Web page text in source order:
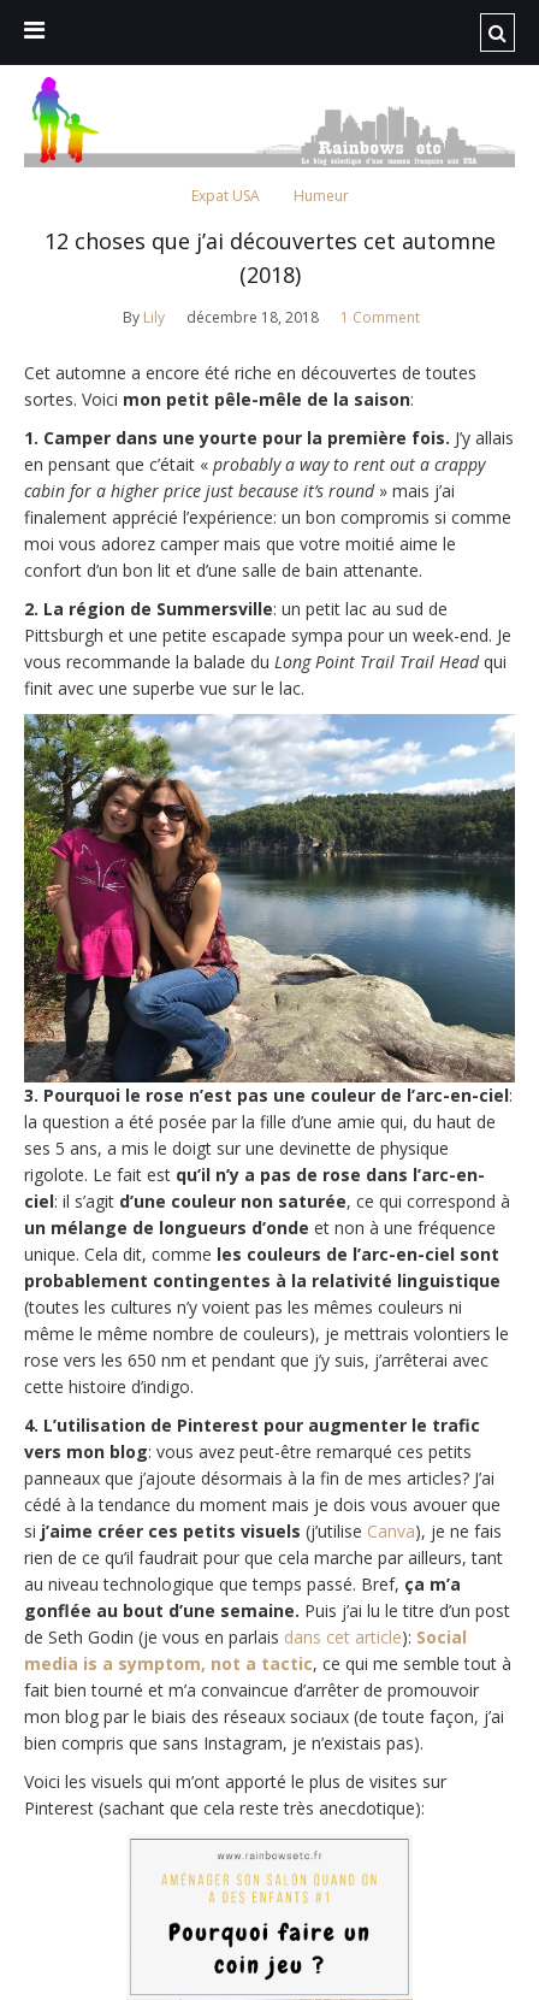
Expat USA Humeur
12 choses que j’ai découvertes cet automne
(2018)
By Lily décembre 18, 2018 1 Comment
Cet automne a encore été riche en découvertes de toutes
sortes. Voici mon petit pêle-mêle de la saison:
1. Camper dans une yourte pour la première fois. J’y allais
en pensant que c’était « probably a way to rent out a crappy
cabin for a higher price just because it’s round» mais j’ai
finalement apprécié l’expérience: un bon compromis si comme
moi vous adorez camper mais que votre moitié aime le
confort d’un bon lit et d’une salle de bain attenante.
2. La région de Summersville: un petit lac au sud de
Pittsburgh et une petite escapade sympa pour un week-end. Je
vous recommande la balade du Long Point Trail Trail Headqui
finit avec une superbe vue sur le lac.
3. Pourquoi le rose n’est pas une couleur de l’arc-en-ciel:
la question a été posée par la fille d’une amie qui, du haut de
ses 5 ans, a mis le doigt sur une devinette de physique
rigolote. Le fait est qu’il n’y a pas de rose dans l’arc-en-
ciel: il s’agit d’une couleur non saturée, ce qui correspond à
un mélange de longueurs d’onde et non à une fréquence
unique. Cela dit, comme les couleurs de l’arc-en-ciel sont
probablement contingentes à la relativité linguistique
(toutes les cultures n’y voient pas les mêmes couleurs ni
même le même nombre de couleurs), je mettrais volontiers le
rose vers les 650 nm et pendant que j’y suis, j’arrêterai avec
cette histoire d’indigo.
4. L’utilisation de Pinterest pour augmenter le trafic
vers mon blog: vous avez peut-être remarqué ces petits
panneaux que j’ajoute désormais à la fin de mes articles? J’ai
cédé à la tendance du moment mais je dois vous avouer que
si j’aime créer ces petits visuels (j’utilise Canva), je ne fais
rien de ce qu’il faudrait pour que cela marche par ailleurs, tant
au niveau technologique que temps passé. Bref, ça m’a
gonflée au bout d’une semaine. Puis j’ai lu le titre d’un post
de Seth Godin (je vous en parlais dans cet article): Social
media is a symptom, not a tactic, ce qui me semble tout à
fait bien tourné et m’a convaincue d’arrêter de promouvoir
mon blog par le biais des réseaux sociaux (de toute façon, j’ai
bien compris que sans Instagram, je n’existais pas).
Voici les visuels qui m’ont apporté le plus de visites sur
Pinterest (sachant que cela reste très anecdotique):